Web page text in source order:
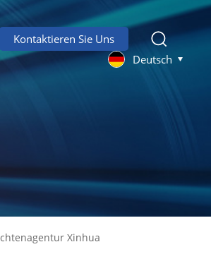
Kontaktieren Sie Uns
Deutsch
Xinhua